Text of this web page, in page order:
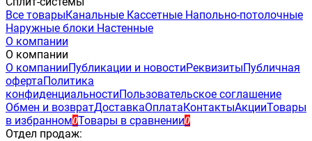
Все товарыКанальные Кассетные Напольно-потолочные
Наружные блоки Настенные
О компании
О компании
О компанииПубликации и новостиРеквизитыПубличная
офертаПолитика
конфиденциальностиПользовательское соглашение
Обмен и возвратДоставкаОплатаКонтактыАкцииТовары
в избранном0Товары в сравнении0
Отдел продаж: